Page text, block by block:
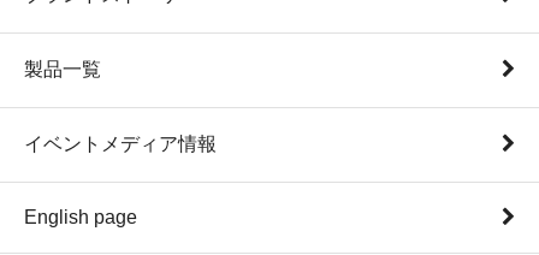
製品一覧
イベントメディア情報
English page